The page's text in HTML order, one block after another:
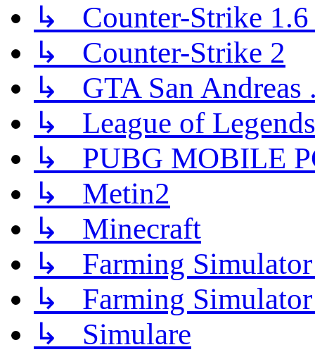
↳ Counter-Strike 1.6
↳ Counter-Strike 2
↳ GTA San Andreas
↳ League of Legends
↳ PUBG MOBILE
↳ Metin2
↳ Minecraft
↳ Farming
↳ Farming
↳ Simulare